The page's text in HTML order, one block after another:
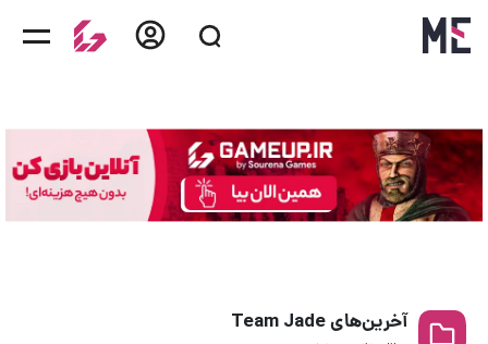
آخرین‌های Team Jade